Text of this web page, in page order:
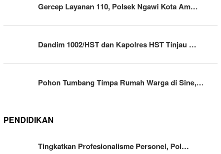
Gercep Layanan 110, Polsek Ngawi Kota Am…
Dandim 1002/HST dan Kapolres HST Tinjau …
Pohon Tumbang Timpa Rumah Warga di Sine,…
PENDIDIKAN
Tingkatkan Profesionalisme Personel, Pol…